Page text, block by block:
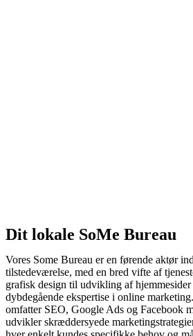
Dit lokale SoMe Bureau
Vores Some Bureau er en førende aktør
tilstedeværelse, med en bred vifte af
grafisk design til udvikling af hjemmesider
dybdegående ekspertise i online
omfatter SEO, Google Ads og Facebook
udvikler skræddersyede